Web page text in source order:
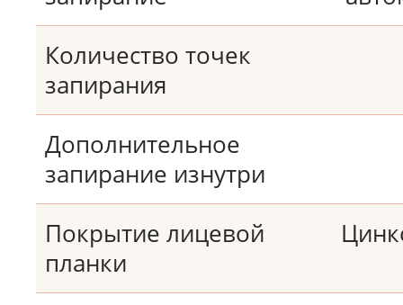
Количество точек
запирания
Дополнительное
запирание изнутри
Покрытие лицевой
планки